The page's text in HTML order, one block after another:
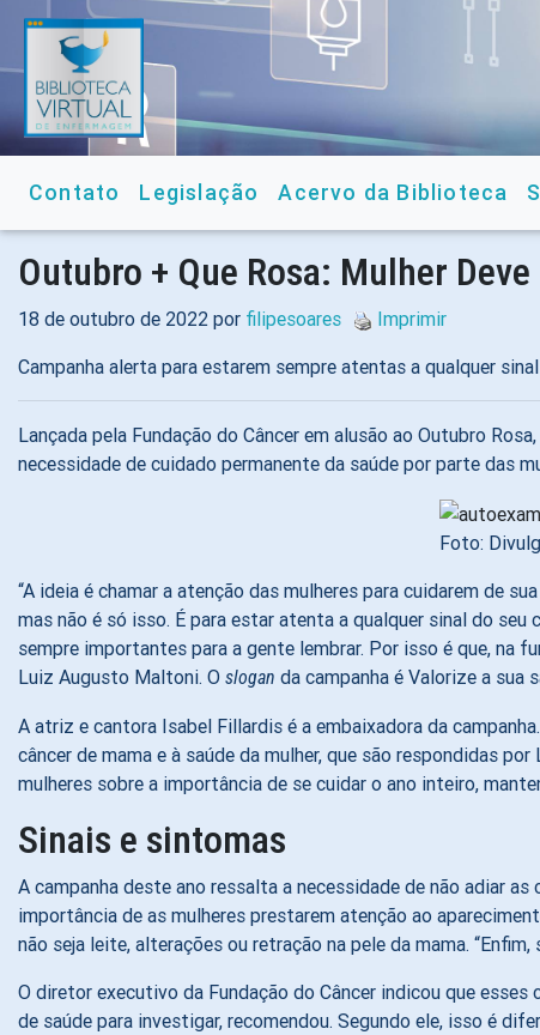
Contato Legislação Acervo da Biblioteca
Outubro + Que Rosa: Mulher
18 de outubro de 2022 por filipesoares
Imprimir
Campanha alerta para estarem sempre atentas a qualquer
Lançada pela Fundação do Câncer em alusão ao Outubro
necessidade de cuidado permanente da saúde por parte das
Foto:
“A ideia é chamar a atenção das mulheres para cuidarem de
mas não é só isso. É para estar atenta a qualquer sinal do
sempre importantes para a gente lembrar. Por isso é que, na
Luiz Augusto Maltoni. O slogan da campanha é Valorize a sua
A atriz e cantora Isabel Fillardis é a embaixadora da
câncer de mama e à saúde da mulher, que são respondidas
mulheres sobre a importância de se cuidar o ano inteiro,
Sinais e sintomas
A campanha deste ano ressalta a necessidade de não adiar
importância de as mulheres prestarem atenção ao
não seja leite, alterações ou retração na pele da mama.
O diretor executivo da Fundação do Câncer indicou que
de saúde para investigar, recomendou. Segundo ele, isso é